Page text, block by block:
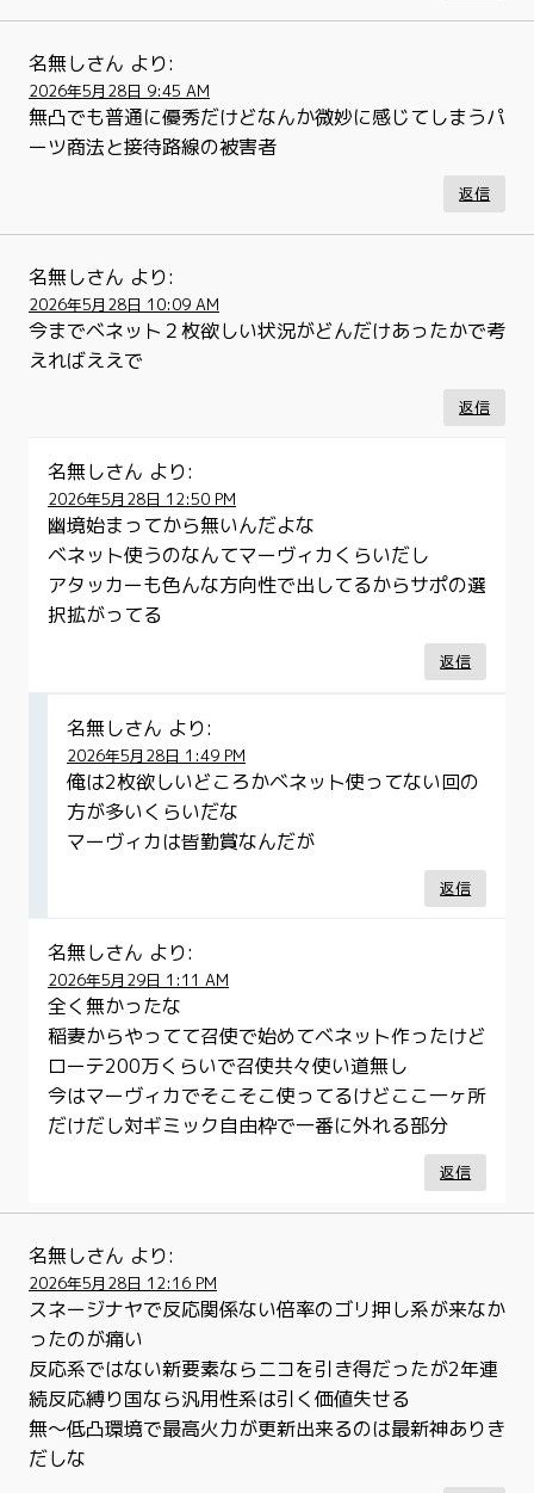
名無しさん より:
2026年5月28日 9:45 AM
無凸でも普通に優秀だけどなんか微妙に感じてしまうパ
ーツ商法と接待路線の被害者
返信
名無しさん より:
2026年5月28日 10:09 AM
今までベネット２枚欲しい状況がどんだけあったかで考
えればええで
返信
名無しさん より:
2026年5月28日 12:50 PM
幽境始まってから無いんだよな
ベネット使うのなんてマーヴィカくらいだし
アタッカーも色んな方向性で出してるからサポの選
択拡がってる
返信
名無しさん より:
2026年5月28日 1:49 PM
俺は2枚欲しいどころかベネット使ってない回の
方が多いくらいだな
マーヴィカは皆勤賞なんだが
返信
名無しさん より:
2026年5月29日 1:11 AM
全く無かったな
稲妻からやってて召使で始めてベネット作ったけど
ローテ200万くらいで召使共々使い道無し
今はマーヴィカでそこそこ使ってるけどここ一ヶ所
だけだし対ギミック自由枠で一番に外れる部分
返信
名無しさん より:
2026年5月28日 12:16 PM
スネージナヤで反応関係ない倍率のゴリ押し系が来なか
ったのが痛い
反応系ではない新要素ならニコを引き得だったが2年連
続反応縛り国なら汎用性系は引く価値失せる
無〜低凸環境で最高火力が更新出来るのは最新神ありき
だしな